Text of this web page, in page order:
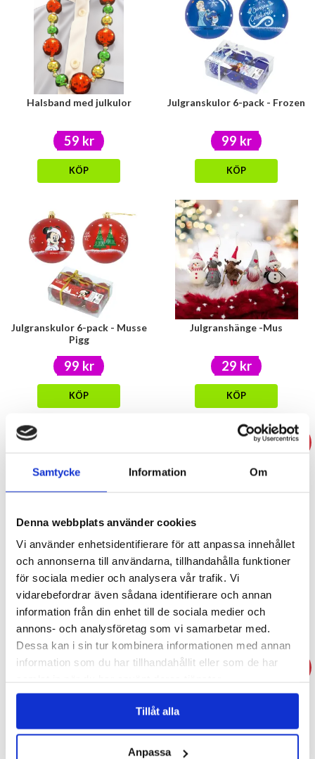
Samtycke Information Om
Denna webbplats använder cookies
Vi använder enhetsidentifierare för att anpassa innehållet
och annonserna till användarna, tillhandahålla funktioner
för sociala medier och analysera vår trafik. Vi
vidarebefordrar även sådana identifierare och annan
information från din enhet till de sociala medier och
annons- och analysföretag som vi samarbetar med.
Dessa kan i sin tur kombinera informationen med annan
information som du har tillhandahållit eller som de har
Tillåt alla
Anpassa
Halsband med julkulor
59 kr
KÖP
Julgranskulor 6-pack - Frozen
99 kr
KÖP
Julgranskulor 6-pack - Musse
Pigg
99 kr
KÖP
Julgranshänge -Mus
29 kr
KÖP
29 kr
- 29%
Julgranshänge 6-pack Beer
69 kr49 kr
KÖP